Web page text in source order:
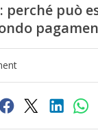
perché può